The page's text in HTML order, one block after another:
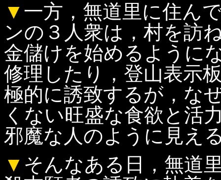
▼ 一方，無道里に住ん
ンの３人衆は，村を訪
金儲けを始めるように
修理したり，登山表示
極的に誘致するが，な
くない旺盛な食欲と活
邪魔な人のように見え
▼ そんなある日，無道